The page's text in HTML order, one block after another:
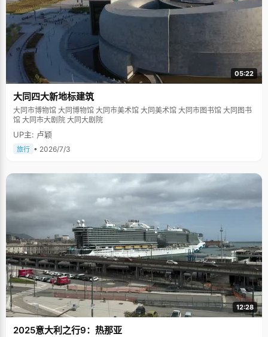
05:22
大同四大新地标建筑
大同市博物馆 大同博物馆 大同市美术馆 大同美术馆 大同市图书馆 大同图书
馆 大同市大剧院 大同大剧院
UP主: 卢颖
旅行 • 2026/7/3
12:28
2025意大利之行9：热那亚